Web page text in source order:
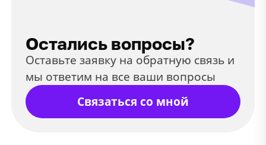
Остались вопросы?
Оставьте заявку на обратную связь и
мы ответим на все ваши вопросы
Связаться со мной